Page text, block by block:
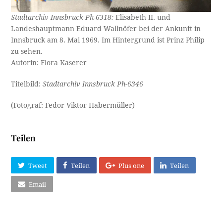
Stadtarchiv Innsbruck Ph-6318: Elisabeth II. und
Landeshauptmann Eduard Wallnöfer bei der Ankunft in
Innsbruck am 8. Mai 1969. Im Hintergrund ist Prinz Philip
zu sehen.
Autorin: Flora Kaserer
Titelbild:Stadtarchiv Innsbruck Ph-6346
(Fotograf: Fedor Viktor Habermüller)
Teilen
Tweet Teilen Plus one Teilen
Email